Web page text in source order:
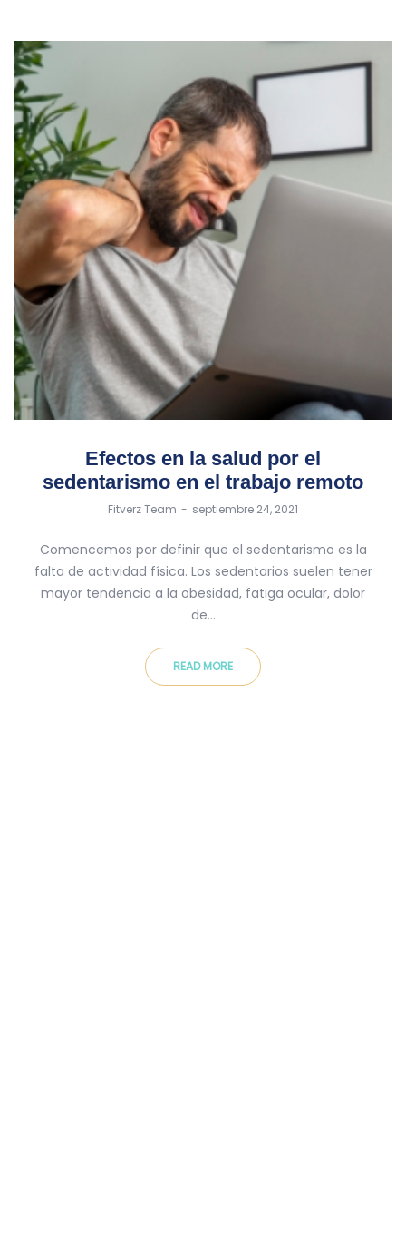
Efectos en la salud por el
sedentarismo en el trabajo remoto
by
Fitverz Team septiembre 24, 2021
Comencemos por definir que el sedentarismo es la
falta de actividad física. Los sedentarios suelen tener
mayor tendencia a la obesidad, fatiga ocular, dolor
de…
READ MORE